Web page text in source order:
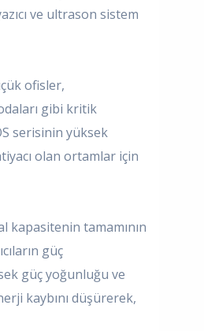
ve ultrason sistem
ofisler,
gibi kritik
serisinin yüksek
olan ortamlar için
kapasitenin tamamının
güç
güç yoğunluğu ve
kaybını düşürerek,